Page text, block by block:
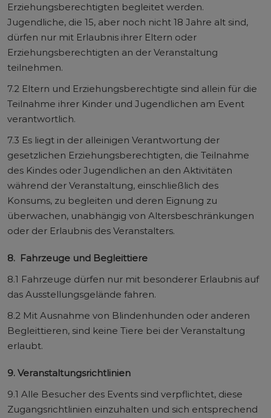
Erziehungsberechtigten begleitet werden.
Jugendliche, die 15, aber noch nicht 18 Jahre alt sind,
dürfen nur mit Erlaubnis ihrer Eltern oder
Erziehungsberechtigten an der Veranstaltung
teilnehmen.
7.2 Eltern und Erziehungsberechtigte sind allein für die
Teilnahme ihrer Kinder und Jugendlichen am Event
verantwortlich.
7.3 Es liegt in der alleinigen Verantwortung der
gesetzlichen Erziehungsberechtigten, die Teilnahme
des Kindes oder Jugendlichen an den Aktivitäten
während der Veranstaltung, einschließlich des
Konsums, zu begleiten und deren Eignung zu
überwachen, unabhängig von Altersbeschränkungen
oder der Erlaubnis des Veranstalters.
8. Fahrzeuge und Begleittiere
8.1 Fahrzeuge dürfen nur mit besonderer Erlaubnis auf
das Ausstellungsgelände fahren.
8.2 Mit Ausnahme von Blindenhunden oder anderen
Begleittieren, sind keine Tiere bei der Veranstaltung
erlaubt.
9. Veranstaltungsrichtlinien
9.1 Alle Besucher des Events sind verpflichtet, diese
Zugangsrichtlinien einzuhalten und sich entsprechend